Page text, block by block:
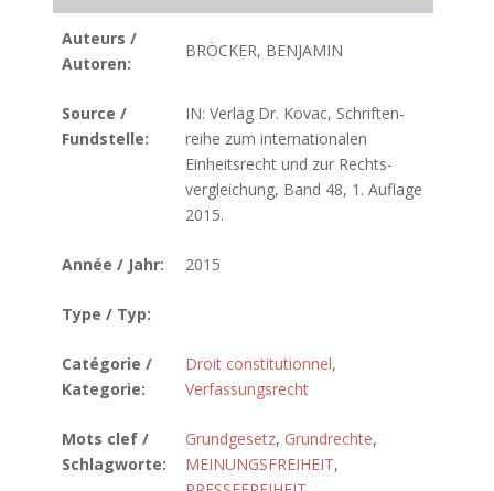
Auteurs /
Autoren:
BRÖCKER, BENJAMIN
Source /
Fundstelle:
IN: Verlag Dr. Kovac, Schriften­
reihe zum inter­natio­nalen
Einheits­recht und zur Rechts­
verglei­chung, Band 48, 1. Auflage
2015.
Année / Jahr: 2015
Type / Typ:
Catégorie /
Kategorie:
Droit constitutionnel,
Verfassungsrecht
Mots clef /
Schlagworte:
Grundgesetz, Grundrechte,
MEINUNGSFREIHEIT,